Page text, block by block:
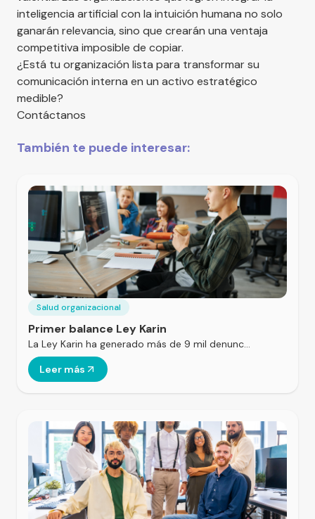
inteligencia artificial con la intuición humana no solo
ganarán relevancia, sino que crearán una ventaja
competitiva imposible de copiar.
¿Está tu organización lista para transformar su
comunicación interna en un activo estratégico
medible?
Contáctanos
También te puede interesar:
Salud organizacional
Primer balance Ley Karin
La Ley Karin ha generado más de 9 mil denunc…
Leer más